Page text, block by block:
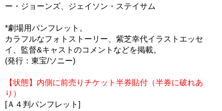
ー・ジョーンズ、ジェイソン・ステイサム
*劇場用パンフレット。
カラフルなフォトストーリー、紫芝幸代イラストエッセ
イ、監督&キャストのコメントなどを掲載。
(発行：東宝/ソニー)
【状態】内側に前売りチケット半券貼付（半券に破れあ
り）
[Ａ４判パンフレット]